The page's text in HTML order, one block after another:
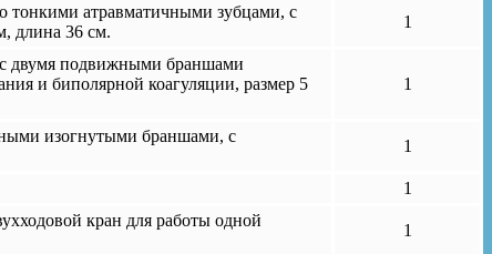
атравматичными зубцами, с
длина 36 см.
1
двумя подвижными браншами
и биполярной коагуляции, размер 5
1
изогнутыми браншами, с
1
1
кран для работы одной
1